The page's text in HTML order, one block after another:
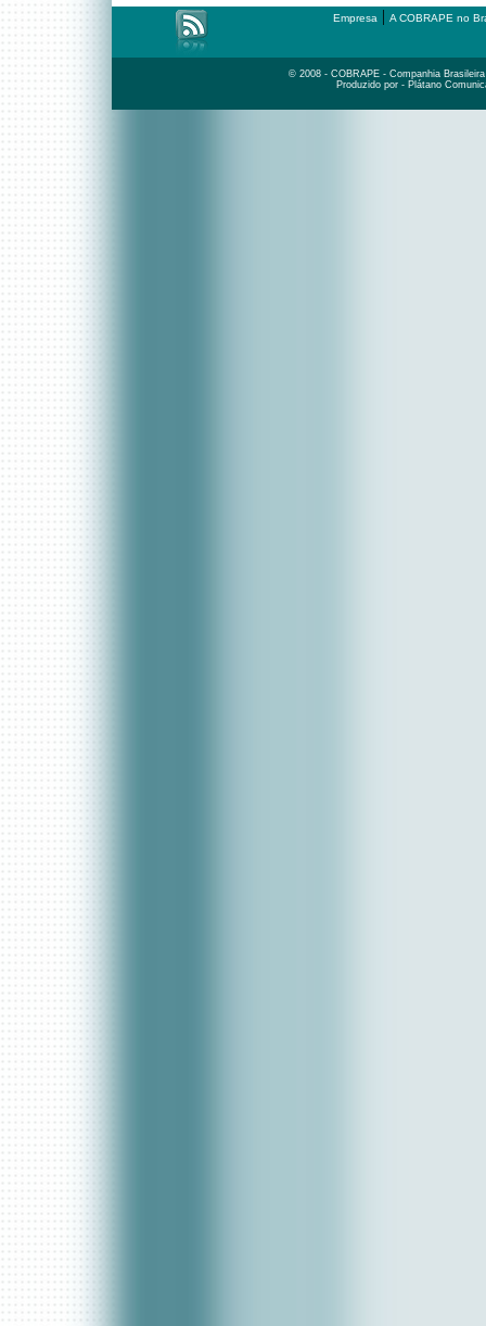
Empresa | A COBRAPE no
© 2008 - COBRAPE - Companhia
Produzido por - Plátano